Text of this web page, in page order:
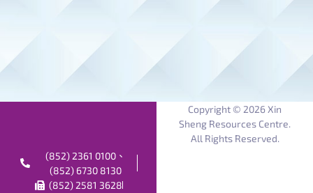
Copyright © 2026 Xin
Sheng Resources Centre.
All Rights Reserved.
(852) 2361 0100、
(852) 6730 8130
(852) 2581 3628